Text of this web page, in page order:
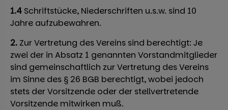
1.4 Schriftstücke, Niederschriften u.s.w. sind 10
Jahre aufzubewahren.
2. Zur Vertretung des Vereins sind berechtigt: Je
zwei der in Absatz 1 genannten Vorstandmitglieder
sind gemeinschaftlich zur Vertretung des Vereins
im Sinne des § 26 BGB berechtigt, wobei jedoch
stets der Vorsitzende oder der stellvertretende
Vorsitzende mitwirken muß.